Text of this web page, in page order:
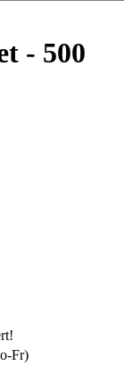
- 500
Fr)